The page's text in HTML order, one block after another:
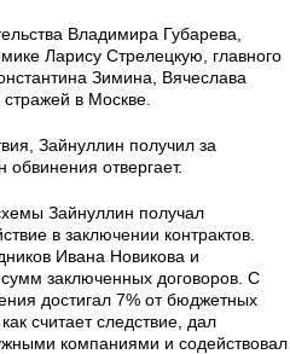
Владимира Губарева,
Ларису Стрелецкую, главного
Зимина, Вячеслава
в Москве.
Зайнуллин получил за
обвинения отвергает.
Зайнуллин получал
в заключении контрактов.
Ивана Новикова и
заключенных договоров. С
достигал 7% от бюджетных
считает следствие, дал
компаниями и содействовал